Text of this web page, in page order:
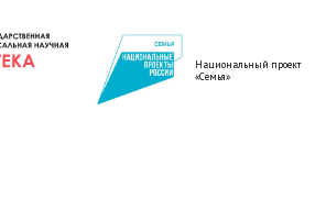
Национальный проект
«Семья»